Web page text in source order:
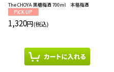
The CHOYA 黒糖梅酒 700ml 本格梅酒
1,320円(税込)